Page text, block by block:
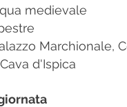
medievale
Marchionale,
d'Ispica